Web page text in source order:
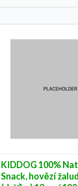
KIDDOG 100%
Snack, hovězí